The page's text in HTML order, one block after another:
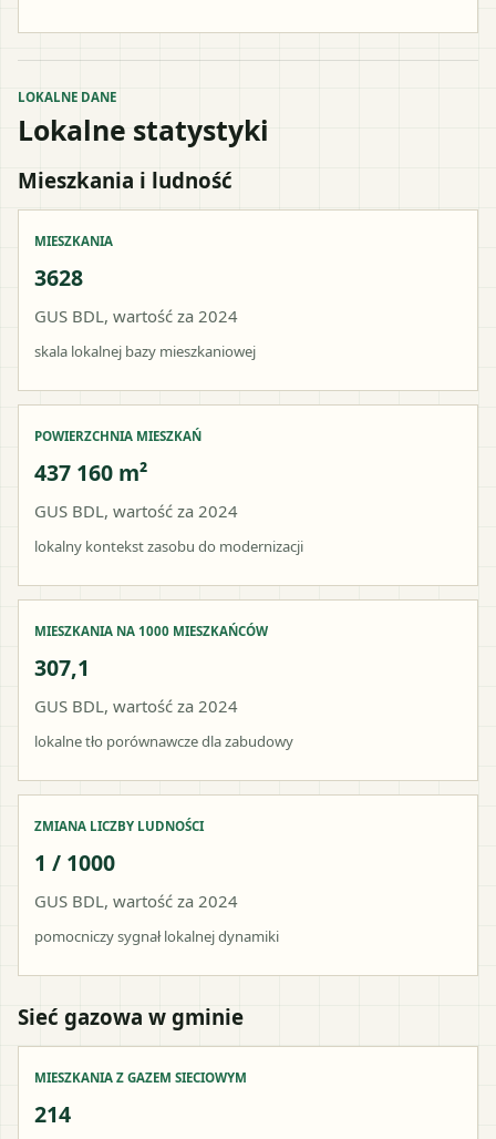
LOKALNE DANE
Lokalne statystyki
Mieszkania i ludność
MIESZKANIA
3628
GUS BDL, wartość za 2024
skala lokalnej bazy mieszkaniowej
POWIERZCHNIA MIESZKAŃ
437 160 m²
GUS BDL, wartość za 2024
lokalny kontekst zasobu do modernizacji
MIESZKANIA NA 1000 MIESZKAŃCÓW
307,1
GUS BDL, wartość za 2024
lokalne tło porównawcze dla zabudowy
ZMIANA LICZBY LUDNOŚCI
1 / 1000
GUS BDL, wartość za 2024
pomocniczy sygnał lokalnej dynamiki
Sieć gazowa w gminie
MIESZKANIA Z GAZEM SIECIOWYM
214